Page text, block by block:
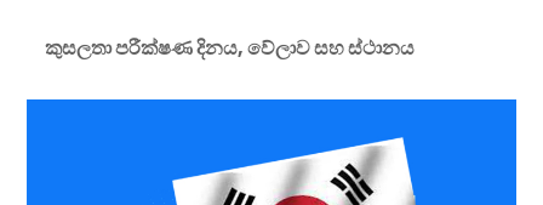
කුසලතා පරීක්ෂණ දිනය, වේලාව සහ ස්ථානය